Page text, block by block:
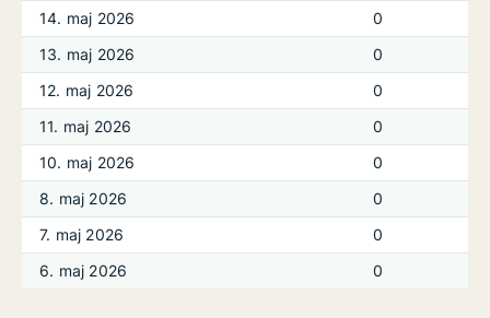
14. maj 2026
0
13. maj 2026
0
12. maj 2026
0
11. maj 2026
0
10. maj 2026
0
8. maj 2026
0
7. maj 2026
0
6. maj 2026
0